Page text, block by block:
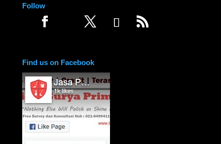
Follow
Find us on Facebook